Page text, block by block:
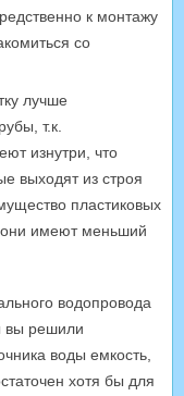
к монтажу
со
лучше
т.к.
изнутри, что
выходят из строя
пластиковых
они имеют меньший
водопровода
вы решили
воды емкость,
хотя бы для